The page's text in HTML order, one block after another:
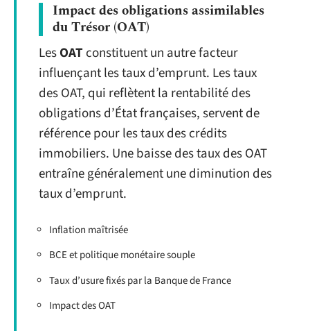
Impact des obligations assimilables
du Trésor (OAT)
LesOAT constituent un autre facteur
influençant les taux d’emprunt. Les taux
des OAT, qui reflètent la rentabilité des
obligations d’État françaises, servent de
référence pour les taux des crédits
immobiliers. Une baisse des taux des OAT
entraîne généralement une diminution des
taux d’emprunt.
Inflation maîtrisée
BCE et politique monétaire souple
Taux d’usure fixés par la Banque de France
Impact des OAT